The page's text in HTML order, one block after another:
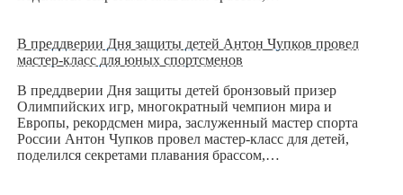
В преддверии Дня защиты детей Антон Чупков провел
мастер-класс для юных спортсменов
В преддверии Дня защиты детей бронзовый призер
Олимпийских игр, многократный чемпион мира и
Европы, рекордсмен мира, заслуженный мастер спорта
России Антон Чупков провел мастер-класс для детей,
поделился секретами плавания брассом,…